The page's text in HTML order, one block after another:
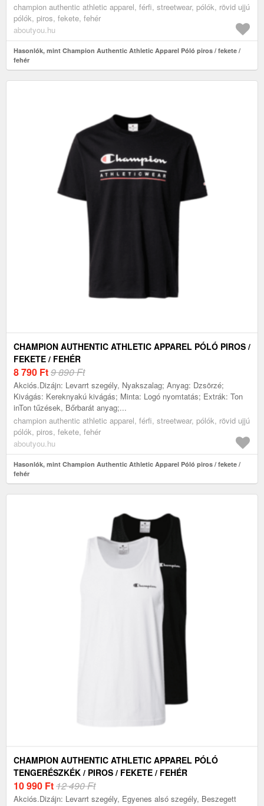
champion authentic athletic apparel, férfi, streetwear, pólók, rövid ujjú
pólók, piros, fekete, fehér
aboutyou.hu
Hasonlók, mint Champion Authentic Athletic Apparel Póló piros / fekete /
fehér
CHAMPION AUTHENTIC ATHLETIC APPAREL PÓLÓ PIROS /
FEKETE / FEHÉR
8 790 Ft9 890 Ft
Akciós.Dizájn: Levarrt szegély, Nyakszalag; Anyag: Dzsörzé;
Kivágás: Kereknyakú kivágás; Minta: Logó nyomtatás; Extrák: Ton
inTon tűzések, Bőrbarát anyag;...
champion authentic athletic apparel, férfi, streetwear, pólók, rövid ujjú
pólók, piros, fekete, fehér
aboutyou.hu
Hasonlók, mint Champion Authentic Athletic Apparel Póló piros / fekete /
fehér
CHAMPION AUTHENTIC ATHLETIC APPAREL PÓLÓ
TENGERÉSZKÉK / PIROS / FEKETE / FEHÉR
10 990 Ft12 490 Ft
Akciós.Dizájn: Levarrt szegély, Egyenes alsó szegély, Beszegett